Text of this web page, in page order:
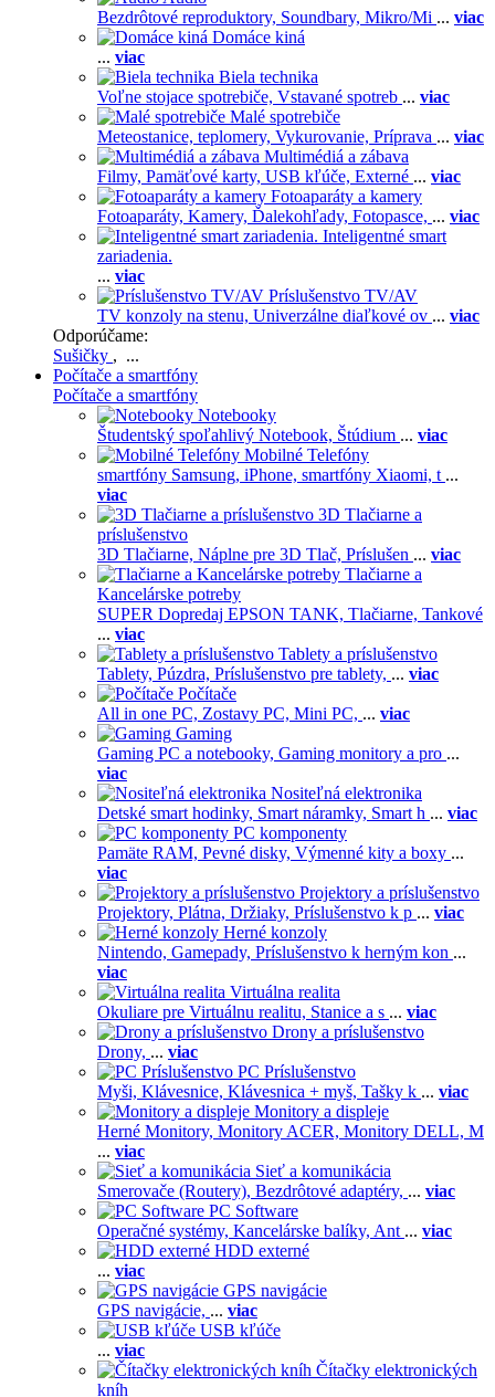
Bezdrôtové reproduktory, Soundbary, Mikro/Mi ... viac
Domáce kiná
... viac
Biela technika
Voľne stojace spotrebiče, Vstavané spotreb ... viac
Malé spotrebiče
Meteostanice, teplomery, Vykurovanie, Príprava ... viac
Multimédiá a zábava
Filmy, Pamäťové karty, USB kľúče, Externé ... viac
Fotoaparáty a kamery
Fotoaparáty, Kamery, Ďalekohľady, Fotopasce, ... viac
Inteligentné smart
zariadenia.
... viac
Príslušenstvo TV/AV
TV konzoly na stenu, Univerzálne diaľkové ov ... viac
Odporúčame:
Sušičky , ...
Počítače a smartfóny
Počítače a smartfóny
Notebooky
Študentský spoľahlivý Notebook, Štúdium ... viac
Mobilné Telefóny
smartfóny Samsung, iPhone, smartfóny Xiaomi, t ...
viac
3D Tlačiarne a
príslušenstvo
3D Tlačiarne, Náplne pre 3D Tlač, Príslušen ... viac
Tlačiarne a
Kancelárske potreby
SUPER Dopredaj EPSON TANK, Tlačiarne, Tankové
... viac
Tablety a príslušenstvo
Tablety, Púzdra, Príslušenstvo pre tablety, ... viac
Počítače
All in one PC, Zostavy PC, Mini PC, ... viac
Gaming
Gaming PC a notebooky, Gaming monitory a pro ...
viac
Nositeľná elektronika
Detské smart hodinky, Smart náramky, Smart h ... viac
PC komponenty
Pamäte RAM, Pevné disky, Výmenné kity a boxy ...
viac
Projektory a príslušenstvo
Projektory, Plátna, Držiaky, Príslušenstvo k p ... viac
Herné konzoly
Nintendo, Gamepady, Príslušenstvo k herným kon ...
viac
Virtuálna realita
Okuliare pre Virtuálnu realitu, Stanice a s ... viac
Drony a príslušenstvo
Drony, ... viac
PC Príslušenstvo
Myši, Klávesnice, Klávesnica + myš, Tašky k ... viac
Monitory a displeje
Herné Monitory, Monitory ACER, Monitory DELL, M
... viac
Sieť a komunikácia
Smerovače (Routery), Bezdrôtové adaptéry, ... viac
PC Software
Operačné systémy, Kancelárske balíky, Ant ... viac
HDD externé
... viac
GPS navigácie
GPS navigácie, ... viac
USB kľúče
... viac
Čítačky elektronických
kníh